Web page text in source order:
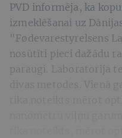
PVD informēja, ka
izmeklēšanai uz
"Fødevarestyrelsens
nosūtīti pieci dažādu
paraugi. Laboratorija
divas metodes. Vienā